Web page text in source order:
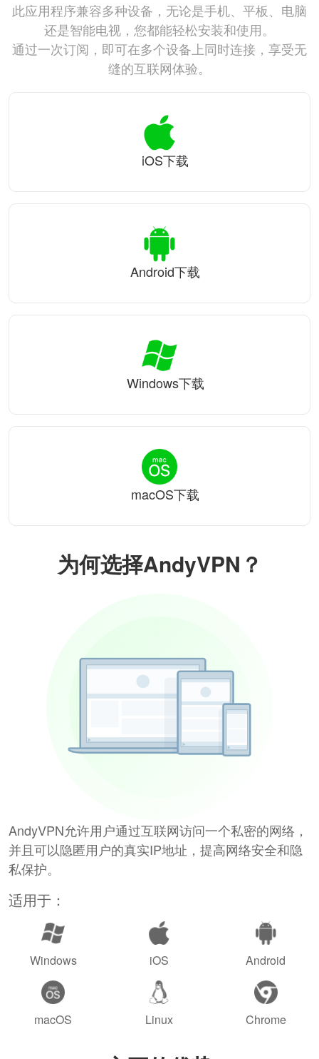
为何选择AndyVPN？
AndyVPN允许用户通过互联网访问一个私密的网络，
并且可以隐匿用户的真实IP地址，提高网络安全和隐
私保护。
适用于：
Windows iOS Android
macOS Linux Chrome
此应用程序兼容多种设备，无论是手机、平板、电脑
还是智能电视，您都能轻松安装和使用。
通过一次订阅，即可在多个设备上同时连接，享受无
缝的互联网体验。
iOS下载
Android下载
Windows下载
macOS下载